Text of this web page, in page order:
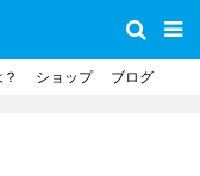
ショップ ブログ